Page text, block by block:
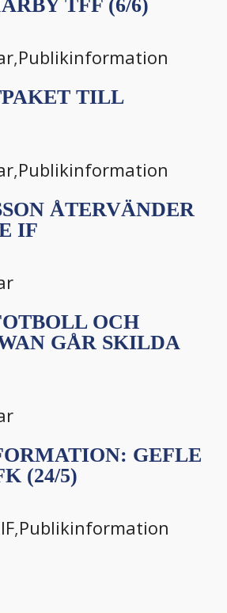
TFF (6/6)
,Publikinformation
TILL
,Publikinformation
ÅTERVÄNDER
IF
OCH
GÅR SKILDA
GEFLE
(24/5)
,Publikinformation